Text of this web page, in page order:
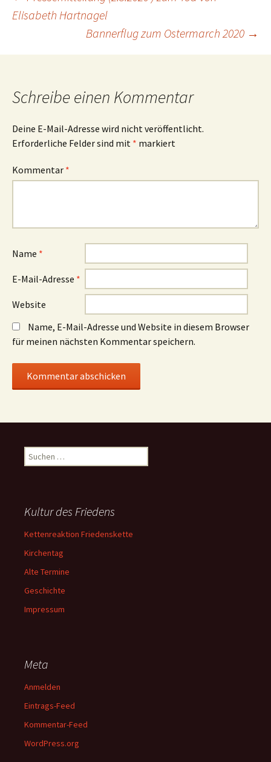
Navigation
Elisabeth Hartnagel
Bannerflug zum Ostermarch 2020 →
Schreibe einen Kommentar
Deine E-Mail-Adresse wird nicht veröffentlicht.
Erforderliche Felder sind mit * markiert
Kommentar *
Name *
E-Mail-Adresse *
Website
Name, E-Mail-Adresse und Website in diesem Browser
für meinen nächsten Kommentar speichern.
Suchen
nach:
Kultur des Friedens
Kettenreaktion Friedenskette
Kirchentag
Alte Termine
Geschichte
Impressum
Meta
Anmelden
Eintrags-Feed
Kommentar-Feed
WordPress.org